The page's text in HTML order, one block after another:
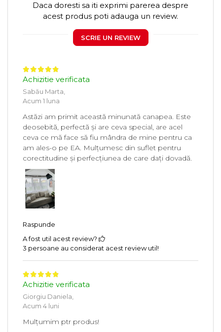
Daca doresti sa iti exprimi parerea despre
acest produs poti adauga un review.
SCRIE UN REVIEW
Achizitie verificata
Sabău Marta,
Acum 1 luna
Astăzi am primit această minunată canapea. Este
deosebită, perfectă și are ceva special, are acel
ceva ce mă face să fiu mândra de mine pentru ca
am ales-o pe EA. Mulțumesc din suflet pentru
corectitudine și perfecțiunea de care dați dovadă.
Raspunde
A fost util acest review?
3 persoane au considerat acest review util!
Achizitie verificata
Giorgiu Daniela,
Acum 4 luni
Mulțumim ptr produs!